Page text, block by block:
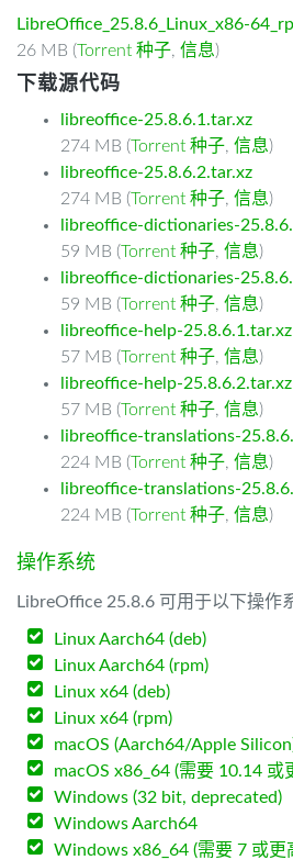
LibreOffice_25.8.6_Linux_x86-
26 MB (Torrent 种子, 信息)
下载源代码
libreoffice-25.8.6.1.tar.xz
274 MB (Torrent 种子, 信息)
libreoffice-25.8.6.2.tar.xz
274 MB (Torrent 种子, 信息)
libreoffice-dictionaries-
59 MB (Torrent 种子, 信息)
libreoffice-dictionaries-
59 MB (Torrent 种子, 信息)
libreoffice-help-25.8.6.1.tar.xz
57 MB (Torrent 种子, 信息)
libreoffice-help-25.8.6.2.tar.xz
57 MB (Torrent 种子, 信息)
libreoffice-translations-
224 MB (Torrent 种子, 信息)
libreoffice-translations-
224 MB (Torrent 种子, 信息)
操作系统
LibreOffice 25.8.6 可用于以下操作
Linux Aarch64 (deb)
Linux Aarch64 (rpm)
Linux x64 (deb)
Linux x64 (rpm)
macOS (Aarch64/Apple
macOS x86_64 (需要 10.14 或
Windows (32 bit, deprecated)
Windows Aarch64
Windows x86_64 (需要 7 或更